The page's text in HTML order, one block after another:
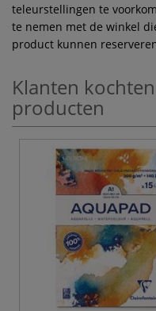
teleurstellingen te
te nemen met de winkel
product kunnen
Klanten
producten